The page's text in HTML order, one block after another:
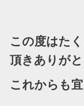
この度はた
頂きありが
これからも